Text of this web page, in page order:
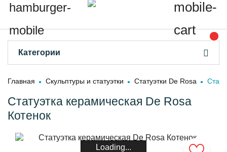
Категории
Главная Скульптуры и статуэтки Статуэтки De Rosa
Статуэтка керамическая De Rosa
Котенок
Loading...